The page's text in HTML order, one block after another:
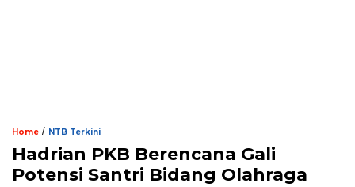
Home / NTB Terkini
Hadrian PKB Berencana Gali
Potensi Santri Bidang Olahraga